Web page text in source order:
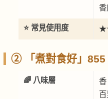
香
⭐ 常見使用度
② 「煮對食好」855
🌈 八味層
香